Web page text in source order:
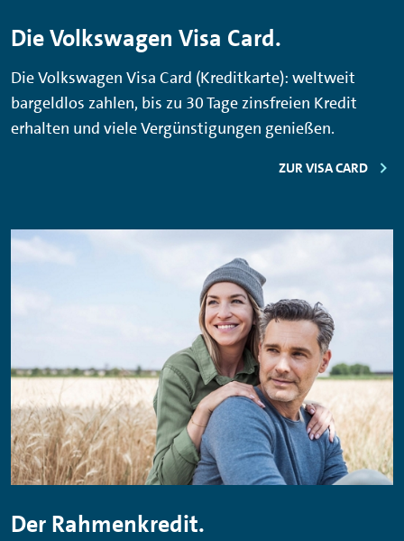
Die Volkswagen Visa Card.
Die Volkswagen Visa Card (Kreditkarte): weltweit
bargeldlos zahlen, bis zu 30 Tage zinsfreien Kredit
erhalten und viele Vergünstigungen genießen.
ZUR VISA CARD
Der Rahmenkredit.